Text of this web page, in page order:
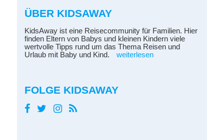
ÜBER KIDSAWAY
KidsAway ist eine Reisecommunity für Familien. Hier
finden Eltern von Babys und kleinen Kindern viele
wertvolle Tipps rund um das Thema Reisen und
Urlaub mit Baby und Kind.
weiterlesen
FOLGE KIDSAWAY